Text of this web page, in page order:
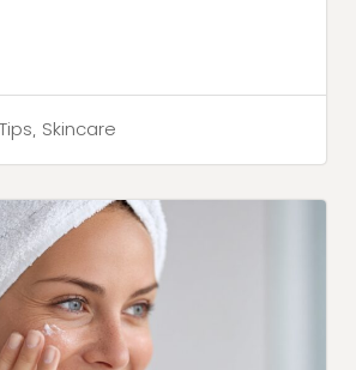
, Skincare